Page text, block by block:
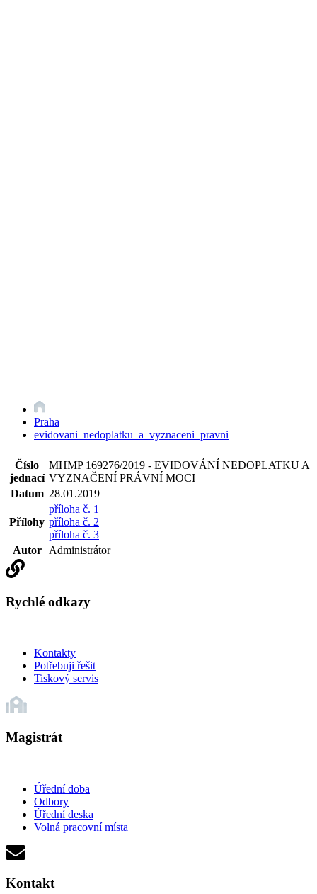
Praha
evidovani_nedoplatku_a_vyznaceni_pravni
Číslo
jednací
MHMP 169276/2019 - EVIDOVÁNÍ NEDOPLATKU A
VYZNAČENÍ PRÁVNÍ MOCI
Datum 28.01.2019
Přílohy
příloha č. 1
příloha č. 2
příloha č. 3
Autor
Administrátor
Rychlé odkazy
Kontakty
Potřebuji řešit
Tiskový servis
Magistrát
Úřední doba
Odbory
Úřední deska
Volná pracovní místa
Kontakt